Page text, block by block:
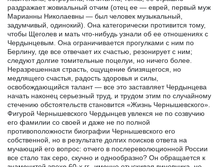
раздражает жовиальный отчим (отец ее — еврей, первый муж
Марианны Николаевны — был человек музыкальный,
задумчивый, одинокий). Она категорически противится тому,
чтобы Щеголев и мать что-нибудь узнали об ее отношениях с
Чердынцевым. Она ограничивается прогулками с ним по
Берлину, где все отвечает их счастью, резонирует с ним;
следуют долгие томительные поцелуи, но ничего более.
Неразрешенная страсть, ощущение близящегося, но
медлящего счастья, радость здоровья и силы,
освобождающийся талант — все это заставляет Чердынцева
начать наконец серьезный труд, и трудом этим по случайному
стечению обстоятельств становится «Жизнь Чернышевского».
Фигурой Чернышевского Чердынцев увлекся не по созвучию
его фамилии со своей и даже не по полной
противоположности биографии Чернышевского его
собственной, но в результате долгих поисков ответа на
мучающий его вопрос: отчего в послереволюционной России
все стало так серо, скучно и однообразно? Он обращается к